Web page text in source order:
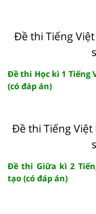
Đề thi Tiếng
Đề thi Học kì 1 Tiếng
(có đáp án)
Đề thi Tiếng Việt
Đề thi Giữa kì 2
tạo (có đáp án)